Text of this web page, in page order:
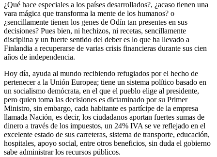
¿Qué hace especiales a los países desarrollados?, ¿acaso tienen una
vara mágica que transforma la mente de los humanos? o
¿sencillamente tienen los genes de Odín tan presentes en sus
decisiones? Pues bien, ni hechizos, ni recetas, sencillamente
disciplina y un fuerte sentido del deber es lo que ha llevado a
Finlandia a recuperarse de varias crisis financieras durante sus cien
años de independencia.
Hoy día, ayuda al mundo recibiendo refugiados por el hecho de
pertenecer a la Unión Europea; tiene un sistema político basado en
un socialismo demócrata, en el que el pueblo elige al presidente,
pero quien toma las decisiones es dictaminado por su Primer
Ministro, sin embargo, cada habitante es partícipe de la empresa
llamada Nación, es decir, los ciudadanos aportan fuertes sumas de
dinero a través de los impuestos, un 24% IVA se ve reflejado en el
excelente estado de sus carreteras, sistema de transporte, educación,
hospitales, apoyo social, entre otros beneficios, sin duda el gobierno
sabe administrar los recursos públicos.